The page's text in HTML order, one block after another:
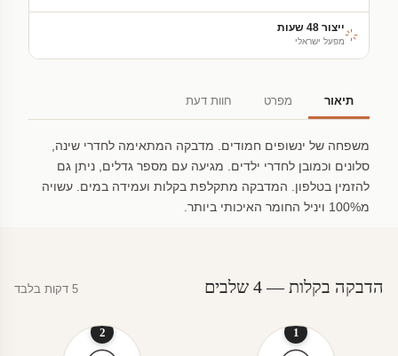
ייצור 48 שעות
מפעל ישראלי
תיאור מפרט חוות דעת
משפחה של ינשופים חמודים. מדבקה המתאימה לחדרי שינה,
סלונים וכמובן לחדרי ילדים. מגיעה עם מספר גדלים, ניתן גם
להזמין בטלפון. המדבקה מתקלפת בקלות ועמידה במים. עשויה
מ100% ויניל החומר האיכותי ביותר.
הדבקה בקלות — 4 שלבים 5 דקות בלבד
1
2